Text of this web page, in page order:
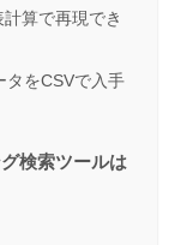
算で再現でき
タをCSVで入手
検索ツールは